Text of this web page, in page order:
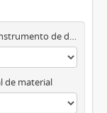
Instrumento de descripción
de material